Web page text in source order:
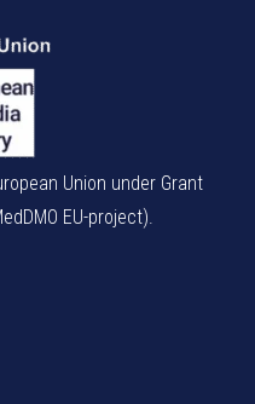
Union under Grant
EU-project).